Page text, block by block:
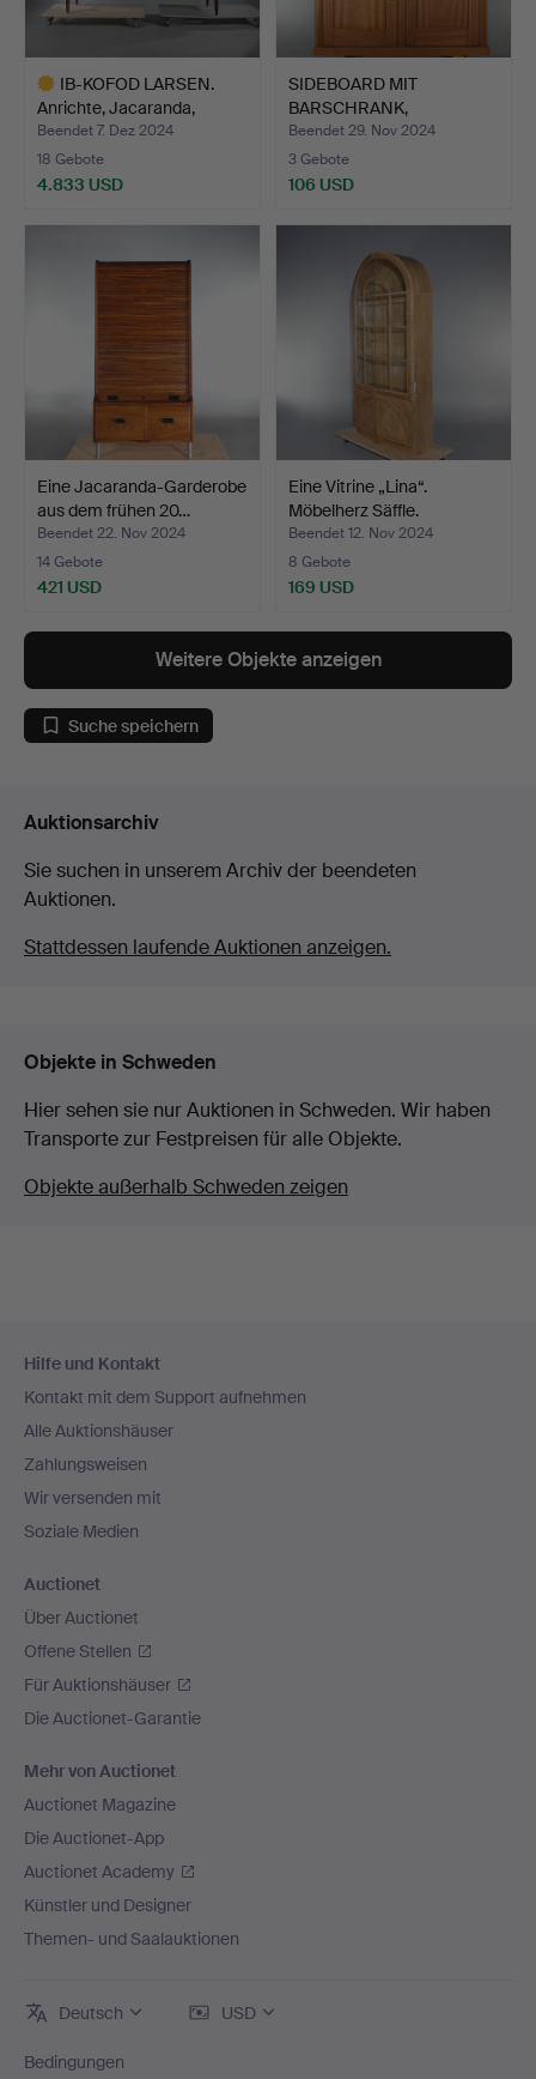
IB-KOFOD LARSEN.
Anrichte, Jacaranda,
Möbe…
Beendet 7. Dez 2024
18 Gebote
4.833 USD
SIDEBOARD MIT
BARSCHRANK,
wahrscheinlich v…
Beendet 29. Nov 2024
3 Gebote
106 USD
Eine Jacaranda-Garderobe
aus dem frühen 20…
Beendet 22. Nov 2024
14 Gebote
421 USD
Eine Vitrine „Lina“.
Möbelherz Säffle.
Beendet 12. Nov 2024
8 Gebote
169 USD
Weitere Objekte anzeigen
Suche speichern
Auktionsarchiv
Sie suchen in unserem Archiv der beendeten
Auktionen.
Stattdessen laufende Auktionen anzeigen.
Objekte in Schweden
Hier sehen sie nur Auktionen in Schweden. Wir haben
Transporte zur Festpreisen für alle Objekte.
Objekte außerhalb Schweden zeigen
Navigation
Hilfe und Kontakt
Kontakt mit dem Support aufnehmen
Alle Auktionshäuser
Zahlungsweisen
Wir versenden mit
Soziale Medien
Auctionet
Über Auctionet
Offene Stellen
Für Auktionshäuser
Die Auctionet-Garantie
Mehr von Auctionet
Auctionet Magazine
Die Auctionet-App
Auctionet Academy
Künstler und Designer
Themen- und Saalauktionen
Deutsch USD
Bedingungen